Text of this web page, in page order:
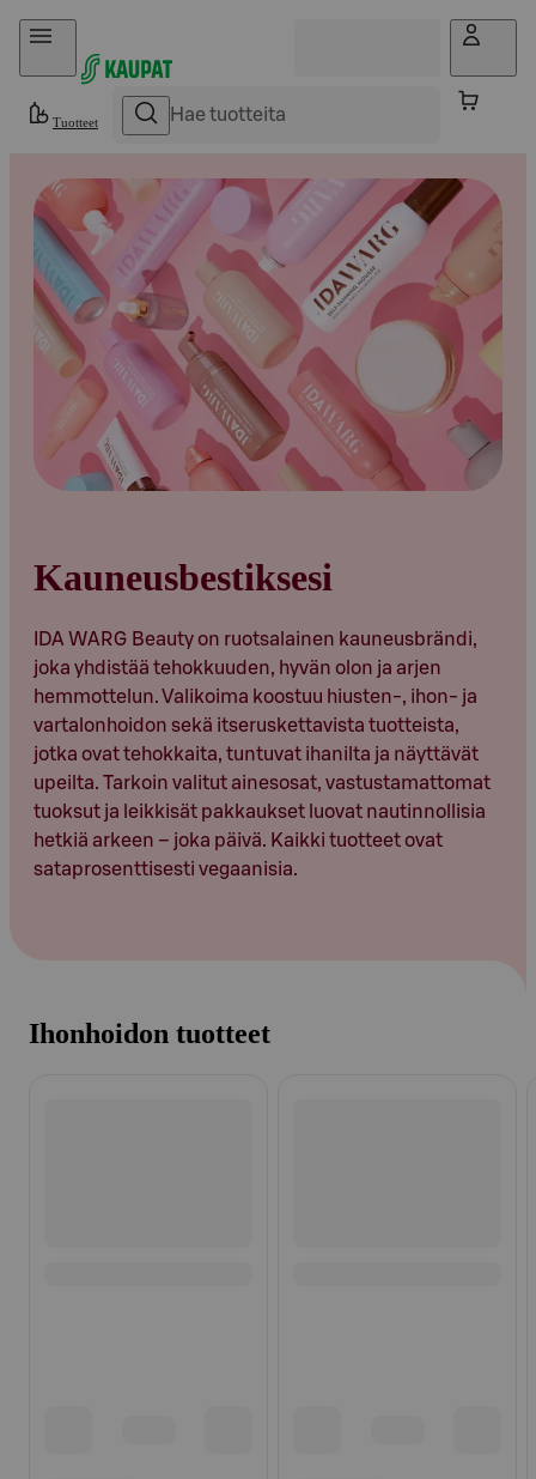
Hyppää sisältöön
Tuotteet
Kauneusbestiksesi
IDA WARG Beauty on ruotsalainen kauneusbrändi,
joka yhdistää tehokkuuden, hyvän olon ja arjen
hemmottelun. Valikoima koostuu hiusten‑, ihon- ja
vartalonhoidon sekä itseruskettavista tuotteista,
jotka ovat tehokkaita, tuntuvat ihanilta ja näyttävät
upeilta. Tarkoin valitut ainesosat, vastustamattomat
tuoksut ja leikkisät pakkaukset luovat nautinnollisia
hetkiä arkeen – joka päivä. Kaikki tuotteet ovat
sataprosenttisesti vegaanisia.
Ihonhoidon tuotteet